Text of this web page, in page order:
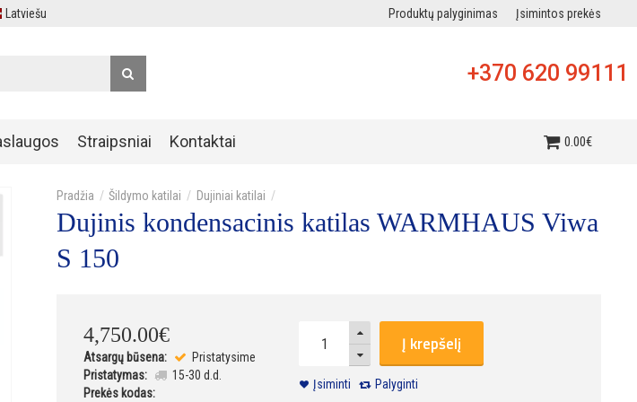
Latviešu Produktų palyginimas Įsimintos prekės
+370 620 99111
Straipsniai Kontaktai 0.00€
Šildymo katilai Dujiniai katilai
Dujinis kondensacinis katilas WARMHAUS Viwa
S 150
4,750.00€
Atsargų būsena:
Pristatysime
Pristatymas:
15-30 d.d.
Prekės kodas:
Į krepšelį
Įsiminti Palyginti